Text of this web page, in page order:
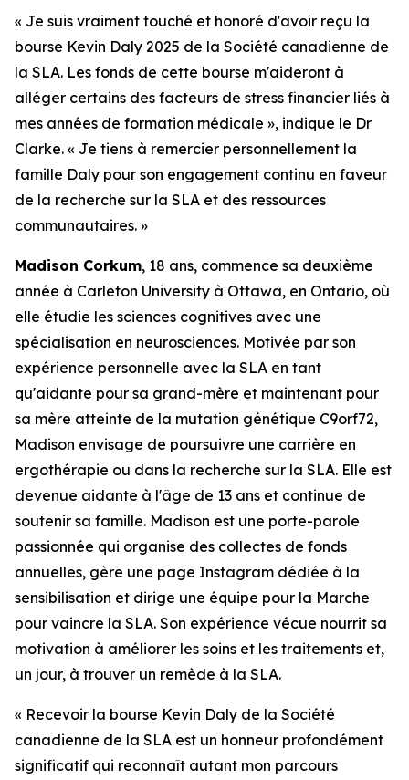
« Je suis vraiment touché et honoré d'avoir reçu la
bourse Kevin Daly 2025 de la Société canadienne de
la SLA. Les fonds de cette bourse m'aideront à
alléger certains des facteurs de stress financier liés à
mes années de formation médicale », indique le Dr
Clarke. « Je tiens à remercier personnellement la
famille Daly pour son engagement continu en faveur
de la recherche sur la SLA et des ressources
communautaires. »
Madison Corkum, 18 ans, commence sa deuxième
année à Carleton University à Ottawa, en Ontario, où
elle étudie les sciences cognitives avec une
spécialisation en neurosciences. Motivée par son
expérience personnelle avec la SLA en tant
qu'aidante pour sa grand-mère et maintenant pour
sa mère atteinte de la mutation génétique C9orf72,
Madison envisage de poursuivre une carrière en
ergothérapie ou dans la recherche sur la SLA. Elle est
devenue aidante à l'âge de 13 ans et continue de
soutenir sa famille. Madison est une porte-parole
passionnée qui organise des collectes de fonds
annuelles, gère une page Instagram dédiée à la
sensibilisation et dirige une équipe pour la Marche
pour vaincre la SLA. Son expérience vécue nourrit sa
motivation à améliorer les soins et les traitements et,
un jour, à trouver un remède à la SLA.
« Recevoir la bourse Kevin Daly de la Société
canadienne de la SLA est un honneur profondément
significatif qui reconnaît autant mon parcours